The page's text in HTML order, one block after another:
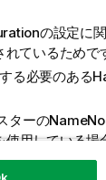
の設定に
ているためで
る必要のある
ターの
使用している場
ます。